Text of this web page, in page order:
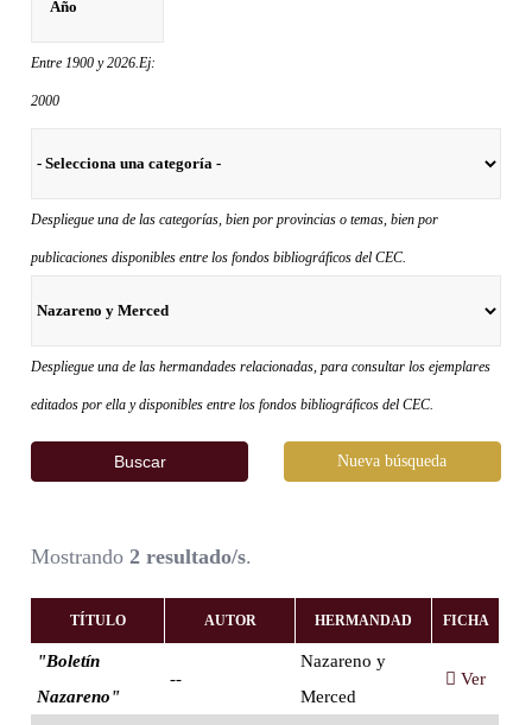
Entre 1900 y 2026.Ej:
2000
Despliegue una de las categorías, bien por provincias o temas, bien por
publicaciones disponibles entre los fondos bibliográficos del CEC.
Despliegue una de las hermandades relacionadas, para consultar los ejemplares
editados por ella y disponibles entre los fondos bibliográficos del CEC.
Buscar Nueva búsqueda
Mostrando2 resultado/s.
TÍTULO AUTOR HERMANDAD FICHA
"Boletín
Nazareno"
--
Nazareno y
Merced
Ver